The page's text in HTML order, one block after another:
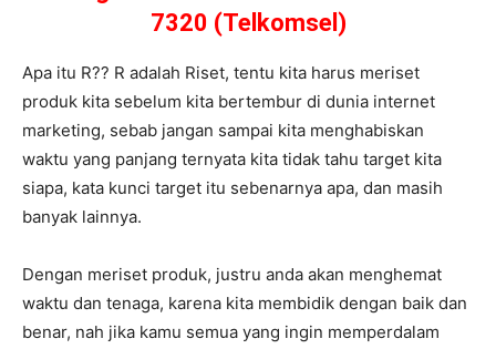
7320 (Telkomsel)
Apa itu R?? R adalah Riset, tentu kita harus meriset
produk kita sebelum kita bertembur di dunia internet
marketing, sebab jangan sampai kita menghabiskan
waktu yang panjang ternyata kita tidak tahu target kita
siapa, kata kunci target itu sebenarnya apa, dan masih
banyak lainnya.
Dengan meriset produk, justru anda akan menghemat
waktu dan tenaga, karena kita membidik dengan baik dan
benar, nah jika kamu semua yang ingin memperdalam